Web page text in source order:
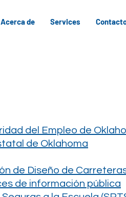
Acerca de Services
del Empleo de
de Oklahoma
de Diseño de
de información pública